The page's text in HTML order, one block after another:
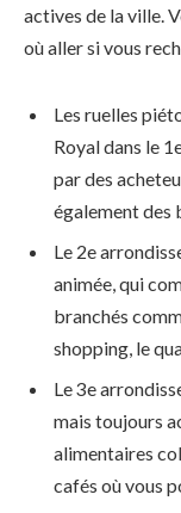
actives de la ville.
où aller si vous
Les ruelles
Royal dans le
par des
également des
Le 2e
animée, qui
branchés
shopping, le
Le 3e
mais toujours
alimentaires
cafés où vous